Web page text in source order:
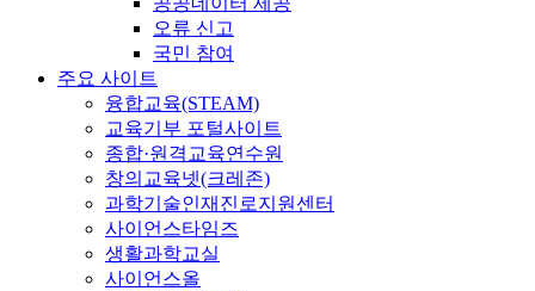
오류 신고
국민 참여
주요 사이트
융합교육(STEAM)
교육기부 포털사이트
종합·원격교육연수원
창의교육넷(크레존)
과학기술인재진로지원센터
사이언스타임즈
생활과학교실
사이언스올